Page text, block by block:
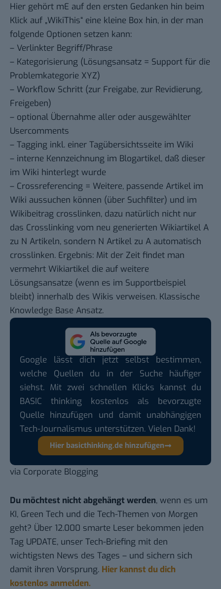
Hier gehört mE auf den ersten Gedanken hin beim
Klick auf „WikiThis“ eine kleine Box hin, in der man
folgende Optionen setzen kann:
– Verlinkter Begriff/Phrase
– Kategorisierung (Lösungsansatz = Support für die
Problemkategorie XYZ)
– Workflow Schritt (zur Freigabe, zur Revidierung,
Freigeben)
– optional Übernahme aller oder ausgewählter
Usercomments
– Tagging inkl. einer Tagübersichtsseite im Wiki
– interne Kennzeichnung im Blogartikel, daß dieser
im Wiki hinterlegt wurde
– Crossreferencing = Weitere, passende Artikel im
Wiki aussuchen können (über Suchfilter) und im
Wikibeitrag crosslinken, dazu natürlich nicht nur
das Crosslinking vom neu generierten Wikiartikel A
zu N Artikeln, sondern N Artikel zu A automatisch
crosslinken. Ergebnis: Mit der Zeit findet man
vermehrt Wikiartikel die auf weitere
Lösungsansatze (wenn es im Supportbeispiel
bleibt) innerhalb des Wikis verweisen. Klassische
Knowledge Base Ansatz.
Google lässt dich jetzt selbst bestimmen,
welche Quellen du in der Suche häufiger
siehst. Mit zwei schnellen Klicks kannst du
BASIC thinking kostenlos als bevorzugte
Quelle hinzufügen und damit unabhängigen
Tech-Journalismus unterstützen. Vielen Dank!
Hier basicthinking.de hinzufügen
via Corporate Blogging
Du möchtest nicht abgehängt werden, wenn es um
KI, Green Tech und die Tech-Themen von Morgen
geht? Über 12.000 smarte Leser bekommen jeden
Tag UPDATE, unser Tech-Briefing mit den
wichtigsten News des Tages – und sichern sich
damit ihren Vorsprung. Hier kannst du dich
kostenlos anmelden.